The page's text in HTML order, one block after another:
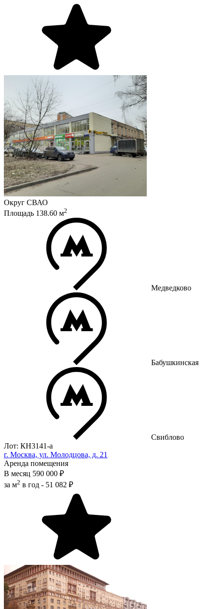
Округ СВАО
Площадь 138.60 м2
Медведково
Бабушкинская
Свиблово
Лот: КН3141-a
г. Москва, ул. Молодцова, д. 21
Аренда помещения
В месяц 590 000 ₽
за м2 в год - 51 082 ₽